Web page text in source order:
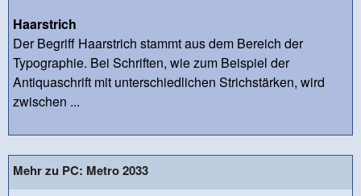
Haarstrich
Der Begriff Haarstrich stammt aus dem Bereich der
Typographie. Bei Schriften, wie zum Beispiel der
Antiquaschrift mit unterschiedlichen Strichstärken, wird
zwischen ...
Mehr zu PC: Metro 2033